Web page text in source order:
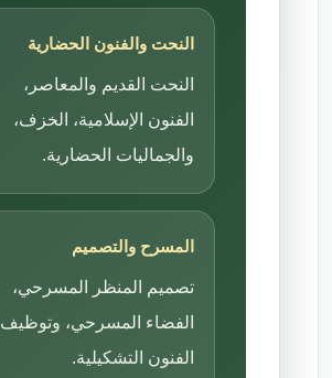
النحت والفنون الحضارية
النحت القديم والمعاصر،
الفنون الإسلامية، الخزف،
والجماليات الحضارية.
المسرح والتصميم
تصميم المنظر المسرحي،
الفضاء المسرحي، وتوظيف
الفنون التشكيلية.